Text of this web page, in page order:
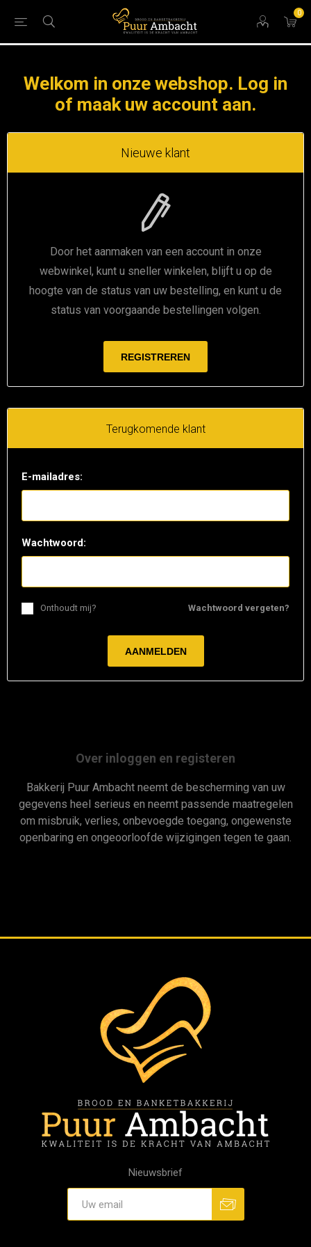
0
Welkom in onze webshop. Log in
of maak uw account aan.
Nieuwe klant
Door het aanmaken van een account in onze
webwinkel, kunt u sneller winkelen, blijft u op de
hoogte van de status van uw bestelling, en kunt u de
status van voorgaande bestellingen volgen.
Terugkomende klant
E-mailadres:
Wachtwoord:
Wachtwoord vergeten?
Onthoudt mij?
Over inloggen en registeren
Bakkerij Puur Ambacht neemt de bescherming van uw
gegevens heel serieus en neemt passende maatregelen
om misbruik, verlies, onbevoegde toegang, ongewenste
openbaring en ongeoorloofde wijzigingen tegen te gaan.
Nieuwsbrief